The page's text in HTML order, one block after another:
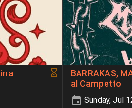
BARRAKAS,
al Campetto
Sunday, Jul